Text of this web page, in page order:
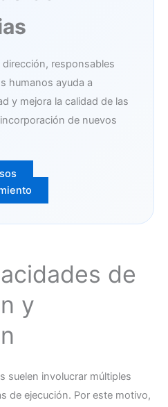
responsables
humanos ayuda a
y mejora la calidad de las
de nuevos
de
y
suelen involucrar múltiples
de ejecución. Por este motivo,